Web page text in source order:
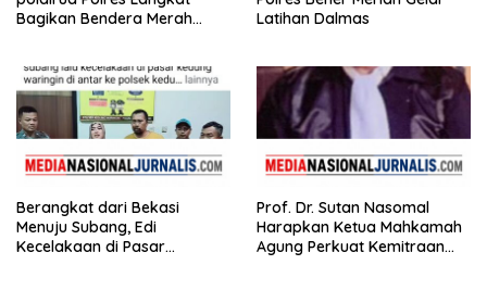
Bagikan Bendera Merah
Latihan Dalmas
Berangkat dari Bekasi
Menuju Subang, Edi
Kecelakaan di Pasar
Prof. Dr. Sutan Nasomal
Harapkan Ketua Mahkamah
Agung Perkuat Kemitraan